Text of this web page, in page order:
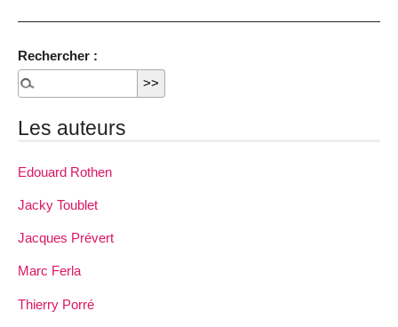
Rechercher :
Les auteurs
Edouard Rothen
Jacky Toublet
Jacques Prévert
Marc Ferla
Thierry Porré